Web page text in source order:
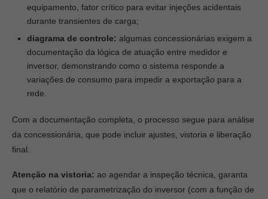
equipamento, fator crítico para evitar injeções acidentais
durante transientes de carga;
diagrama de controle: algumas concessionárias exigem a
documentação da lógica de atuação entre medidor e
inversor, demonstrando como o sistema responde a
variações de consumo para impedir a exportação para a
rede.
Com a documentação completa, o processo segue para análise
da concessionária, que pode incluir ajustes, vistoria e liberação
final.
Atenção na vistoria: ao agendar a inspeção técnica, garanta
que o relatório de parametrização do inversor (com a função de